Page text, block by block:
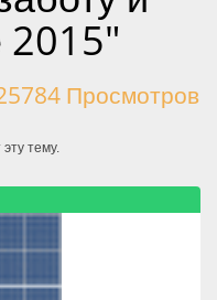
2015"
Просмотров
тему.